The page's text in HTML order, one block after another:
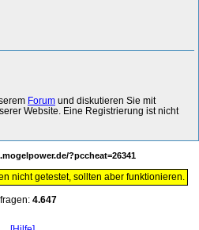
Forum und diskutieren Sie mit
Website. Eine Registrierung ist nicht
?pccheat=26341
nicht getestet, sollten aber funktionieren.
4.647